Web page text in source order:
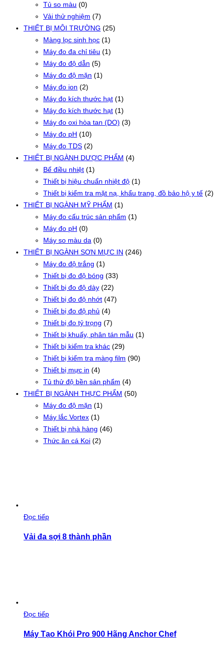
Tủ so màu (0)
Vải thử nghiệm (7)
THIẾT BỊ MÔI TRƯỜNG (25)
Màng lọc sinh học (1)
Máy đo đa chỉ tiêu (1)
Máy đo độ dẫn (5)
Máy đo độ mặn (1)
Máy đo ion (2)
Máy đo kích thước hạt (1)
Máy đo kích thước hạt (1)
Máy đo oxi hòa tan (DO) (3)
Máy đo pH (10)
Máy đo TDS (2)
THIẾT BỊ NGÀNH DƯỢC PHẨM (4)
Bể điều nhiệt (1)
Thiết bị hiệu chuẩn nhiệt độ (1)
Thiết bị kiểm tra mặt nạ, khẩu trang, đồ bảo hộ y tế (2)
THIẾT BỊ NGÀNH MỸ PHẨM (1)
Máy đo cấu trúc sản phẩm (1)
Máy đo pH (0)
Máy so màu da (0)
THIẾT BỊ NGÀNH SƠN MỰC IN (246)
Máy đo độ trắng (1)
Thiết bị đo độ bóng (33)
Thiết bị đo độ dày (22)
Thiết bị đo độ nhớt (47)
Thiết bị đo độ phủ (4)
Thiết bị đo tỷ trọng (7)
Thiết bị khuấy, phân tán mẫu (1)
Thiết bị kiểm tra khác (29)
Thiết bị kiểm tra màng film (90)
Thiết bị mực in (4)
Tủ thử độ bền sản phẩm (4)
THIẾT BỊ NGÀNH THỰC PHẨM (50)
Máy đo độ mặn (1)
Máy lắc Vortex (1)
Thiết bị nhà hàng (46)
Thức ăn cá Koi (2)
Đọc tiếp
Vải đa sợi 8 thành phần
Đọc tiếp
Máy Tạo Khói Pro 900 Hãng Anchor Chef